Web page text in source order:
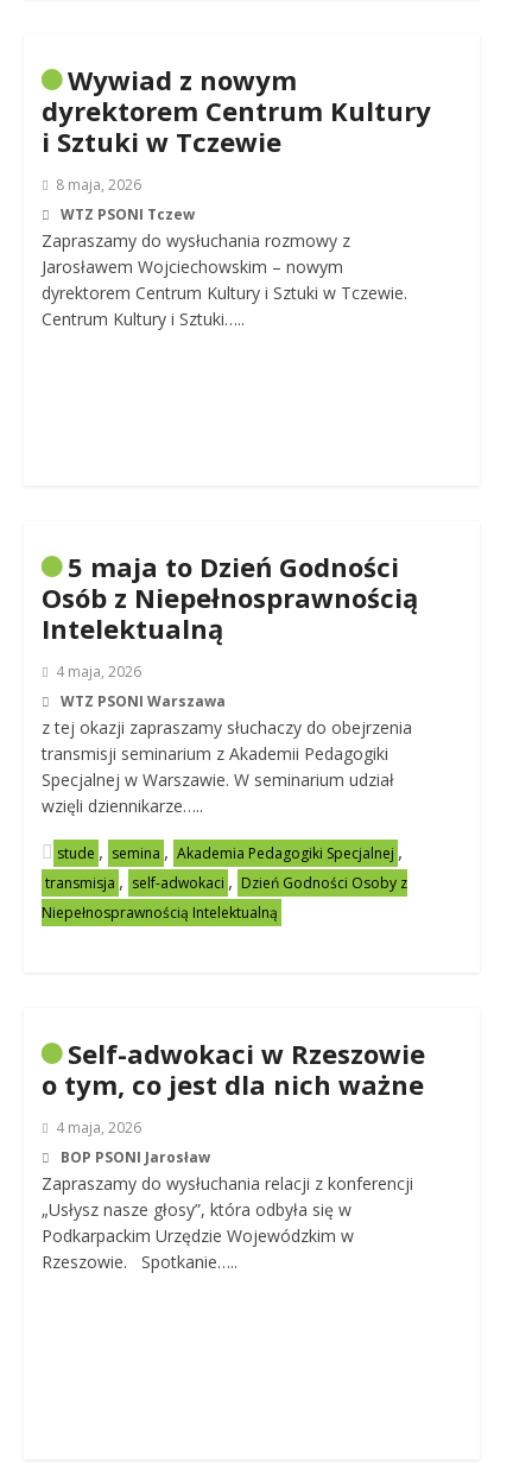
Wywiad z nowym
dyrektorem Centrum Kultury
i Sztuki w Tczewie
8 maja, 2026
WTZ PSONI Tczew
Zapraszamy do wysłuchania rozmowy z
Jarosławem Wojciechowskim – nowym
dyrektorem Centrum Kultury i Sztuki w Tczewie.
Centrum Kultury i Sztuki…..
5 maja to Dzień Godności
Osób z Niepełnosprawnością
Intelektualną
4 maja, 2026
WTZ PSONI Warszawa
z tej okazji zapraszamy słuchaczy do obejrzenia
transmisji seminarium z Akademii Pedagogiki
Specjalnej w Warszawie. W seminarium udział
wzięli dziennikarze…..
stude , semina , Akademia Pedagogiki Specjalnej ,
transmisja , self-adwokaci , Dzień Godności Osoby z
Niepełnosprawnością Intelektualną
Self-adwokaci w Rzeszowie
o tym, co jest dla nich ważne
4 maja, 2026
BOP PSONI Jarosław
Zapraszamy do wysłuchania relacji z konferencji
„Usłysz nasze głosy”, która odbyła się w
Podkarpackim Urzędzie Wojewódzkim w
Rzeszowie. Spotkanie…..